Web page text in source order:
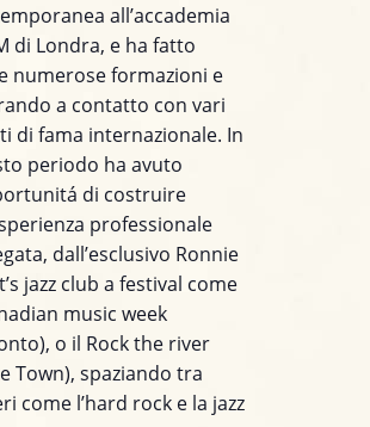
all’accademia
di Londra, e ha fatto
numerose formazioni e
a contatto con vari
di fama internazionale. In
periodo ha avuto
di costruire
professionale
dall’esclusivo Ronnie
jazz club a festival come
music week
o il Rock the river
Town), spaziando tra
come l’hard rock e la jazz